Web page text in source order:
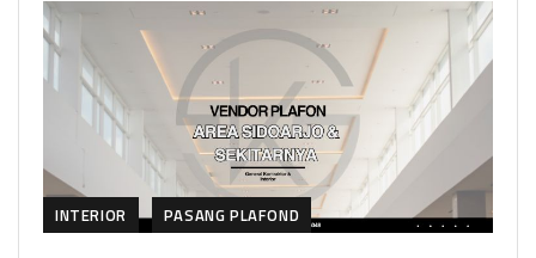
INTERIOR PASANG PLAFOND